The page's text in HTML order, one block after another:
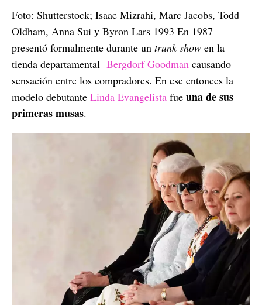
Foto: Shutterstock; Isaac Mizrahi, Marc Jacobs, Todd
Oldham, Anna Sui y Byron Lars 1993 En 1987
presentó formalmente durante un trunk show en la
tienda departamental Bergdorf Goodman causando
sensación entre los compradores. En ese entonces la
modelo debutante Linda Evangelista fue una de sus
primeras musas.